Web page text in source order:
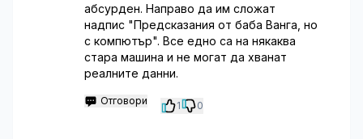
абсурден. Направо да им сложат
надпис "Предсказания от баба Ванга, но
с компютър". Все едно са на някаква
стара машина и не могат да хванат
реалните данни.
Отговори 1 0